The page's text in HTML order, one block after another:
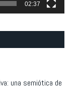
02:37
una semiótica de